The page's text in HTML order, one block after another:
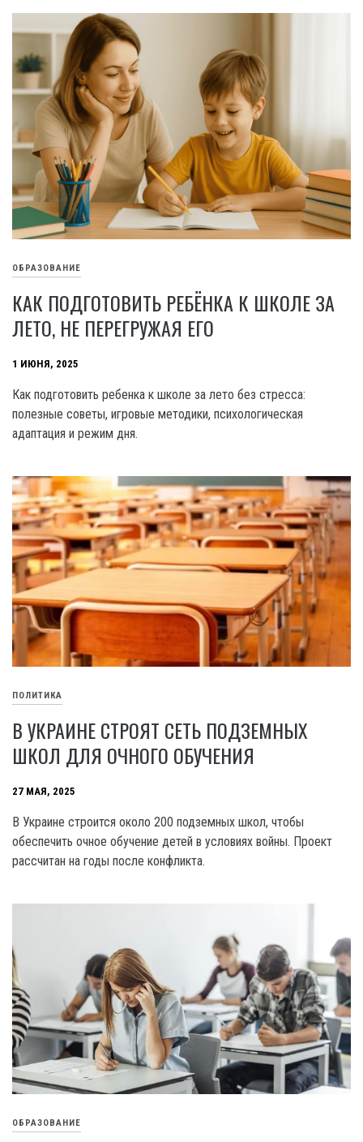
ОБРАЗОВАНИЕ
КАК ПОДГОТОВИТЬ РЕБЁНКА К ШКОЛЕ ЗА
ЛЕТО, НЕ ПЕРЕГРУЖАЯ ЕГО
1 ИЮНЯ, 2025
Как подготовить ребенка к школе за лето без стресса:
полезные советы, игровые методики, психологическая
адаптация и режим дня.
ПОЛИТИКА
В УКРАИНЕ СТРОЯТ СЕТЬ ПОДЗЕМНЫХ
ШКОЛ ДЛЯ ОЧНОГО ОБУЧЕНИЯ
27 МАЯ, 2025
В Украине строится около 200 подземных школ, чтобы
обеспечить очное обучение детей в условиях войны. Проект
рассчитан на годы после конфликта.
ОБРАЗОВАНИЕ